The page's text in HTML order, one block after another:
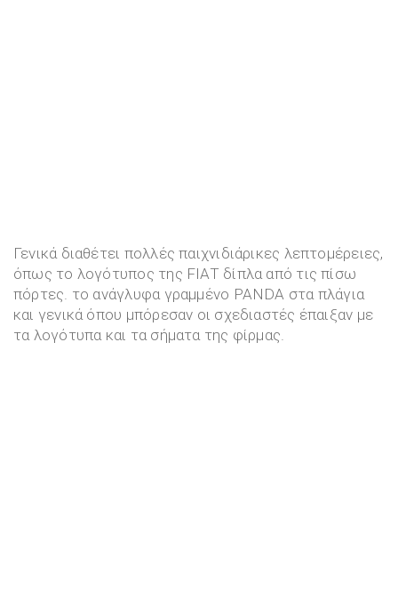
Γενικά διαθέτει πολλές παιχνιδιάρικες λεπτομέρειες,
όπως το λογότυπος της FIAT δίπλα από τις πίσω
πόρτες. το ανάγλυφα γραμμένο PANDA στα πλάγια
και γενικά όπου μπόρεσαν οι σχεδιαστές έπαιξαν με
τα λογότυπα και τα σήματα της φίρμας.